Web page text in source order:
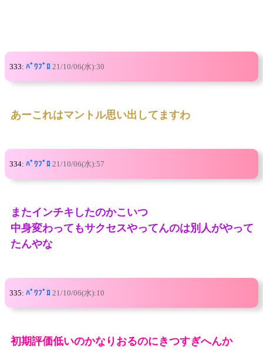
333: ﾊﾟﾜﾌﾟﾛ 21/10/06(水):30
あーこれはマントル思い出してますわ
334: ﾊﾟﾜﾌﾟﾛ 21/10/06(水):57
またインチキしたのかこいつ
中身変わってもサクセスやってんのは別人がやって
たんやな
335: ﾊﾟﾜﾌﾟﾛ 21/10/06(水):10
初期評価低いのかなりおるのにきつすぎへんか